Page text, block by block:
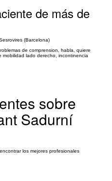
de más de
(Barcelona)
de comprension, habla, quiere
mobilidad lado derecho, incontinencia
sobre
Sadurní
los mejores profesionales